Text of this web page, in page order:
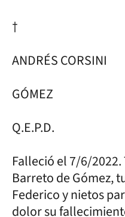
†
ANDRÉS CORSINI
GÓMEZ
Q.E.P.D.
Falleció el 7/6/2022.
Barreto de Gómez,
Federico y nietos
dolor su